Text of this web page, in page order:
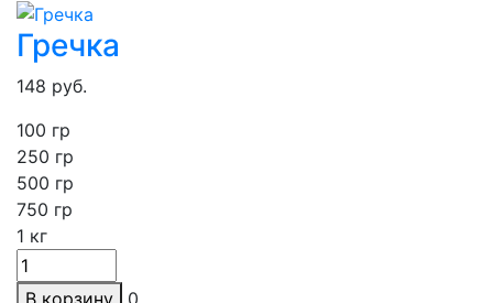
Гречка
148 руб.
100 гр
250 гр
500 гр
750 гр
1 кг
В корзину 0